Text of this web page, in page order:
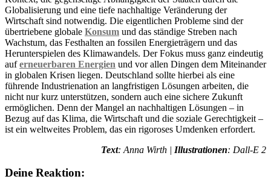
Globalisierung und eine tiefe nachhaltige Veränderung der
Wirtschaft sind notwendig. Die eigentlichen Probleme sind der
übertriebene globale Konsum und das ständige Streben nach
Wachstum, das Festhalten an fossilen Energieträgern und das
Herunterspielen des Klimawandels. Der Fokus muss ganz eindeutig
auferneuerbaren Energien und vor allen Dingen dem Miteinander
in globalen Krisen liegen. Deutschland sollte hierbei als eine
führende Industrienation an langfristigen Lösungen arbeiten, die
nicht nur kurz unterstützen, sondern auch eine sichere Zukunft
ermöglichen. Denn der Mangel an nachhaltigen Lösungen – in
Bezug auf das Klima, die Wirtschaft und die soziale Gerechtigkeit –
ist ein weltweites Problem, das ein rigoroses Umdenken erfordert.
Text: Anna Wirth | Illustrationen: Dall-E 2
Deine Reaktion: